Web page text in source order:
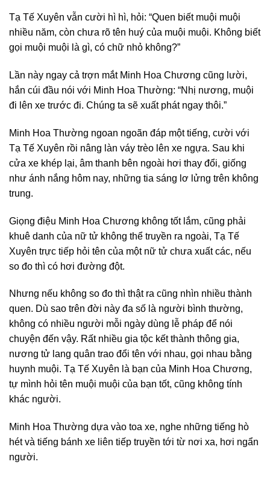
Tạ Tế Xuyên vẫn cười hì hì, hỏi: “Quen biết muội muội
nhiều năm, còn chưa rõ tên huý của muội muội. Không biết
gọi muội muội là gì, có chữ nhỏ không?”
Lần này ngay cả trợn mắt Minh Hoa Chương cũng lười,
hắn cúi đầu nói với Minh Hoa Thường: “Nhị nương, muội
đi lên xe trước đi. Chúng ta sẽ xuất phát ngay thôi.”
Minh Hoa Thường ngoan ngoãn đáp một tiếng, cười với
Tạ Tế Xuyên rồi nâng làn váy trèo lên xe ngựa. Sau khi
cửa xe khép lại, âm thanh bên ngoài hơi thay đổi, giống
như ánh nắng hôm nay, những tia sáng lơ lửng trên không
trung.
Giọng điệu Minh Hoa Chương không tốt lắm, cũng phải
khuê danh của nữ tử không thể truyền ra ngoài, Tạ Tế
Xuyên trực tiếp hỏi tên của một nữ tử chưa xuất các, nếu
so đo thì có hơi đường đột.
Nhưng nếu không so đo thì thật ra cũng nhìn nhiều thành
quen. Dù sao trên đời này đa số là người bình thường,
không có nhiều người mỗi ngày dùng lễ pháp để nói
chuyện đến vậy. Rất nhiều gia tộc kết thành thông gia,
nương tử lang quân trao đổi tên với nhau, gọi nhau bằng
huynh muội. Tạ Tế Xuyên là bạn của Minh Hoa Chương,
tự mình hỏi tên muội muội của bạn tốt, cũng không tính
khác người.
Minh Hoa Thường dựa vào toa xe, nghe những tiếng hò
hét và tiếng bánh xe liên tiếp truyền tới từ nơi xa, hơi ngẩn
người.